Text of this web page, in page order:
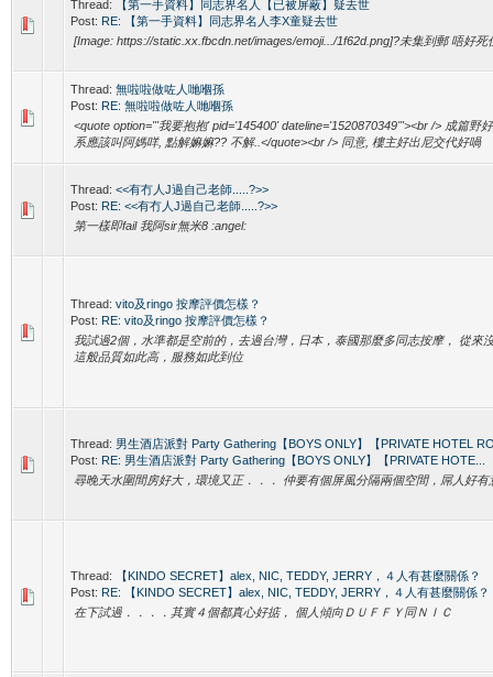
Thread:
【第一手資料】同志界名人【已被屏蔽】疑去世
Post: RE: 【第一手資料】同志界名人李X童疑去世
[Image: https://static.xx.fbcdn.net/images/emoji.../1f62d.png]?未集到郵 唔好死
Thread: 無啦啦做咗人哋嗰孫
Post: RE: 無啦啦做咗人哋嗰孫
<quote option="'我要抱抱' pid='145400' dateline='1520870349'"><br /> 成篇野
系應該叫阿媽咩, 點解嫲嫲?? 不解..</quote><br /> 同意, 樓主好出尼交代好喎
Thread: <<有冇人J過自己老師.....?>>
Post: RE: <<有冇人J過自己老師.....?>>
第一樣即fail 我阿sir無米8 :angel:
Thread: vito及ringo 按摩評價怎樣？
Post: RE: vito及ringo 按摩評價怎樣？
我試過2個，水準都是空前的，去過台灣，日本，泰國那麼多同志按摩， 從來
這般品質如此高，服務如此到位
Thread: 男生酒店派對 Party Gathering【BOYS ONLY】【PRIVATE HOTEL
Post: RE: 男生酒店派對 Party Gathering【BOYS ONLY】【PRIVATE HOTE...
尋晚天水圍間房好大，環境又正．．． 仲要有個屏風分隔兩個空間，屌人好有
Thread:
【KINDO SECRET】alex, NIC, TEDDY, JERRY，４人有甚麼關係？
Post: RE: 【KINDO SECRET】alex, NIC, TEDDY, JERRY，４人有甚麼關係？
在下試過．．．．其實４個都真心好掂， 個人傾向ＤＵＦＦＹ同ＮＩＣ